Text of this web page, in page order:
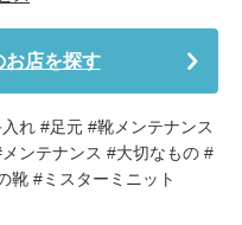
お店を探す
れ #足元 #靴メンテナンス
ンテナンス #大切なもの #
靴 #ミスターミニット